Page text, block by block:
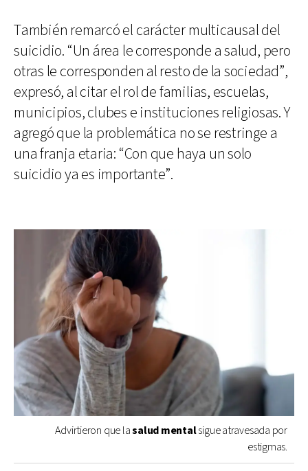
También remarcó el carácter multicausal del
suicidio. “Un área le corresponde a salud, pero
otras le corresponden al resto de la sociedad”,
expresó, al citar el rol de familias, escuelas,
municipios, clubes e instituciones religiosas. Y
agregó que la problemática no se restringe a
una franja etaria: “Con que haya un solo
suicidio ya es importante”.
Advirtieron que lasalud mentalsigue atravesada por
estigmas.